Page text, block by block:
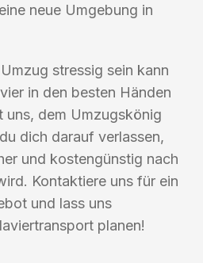
neue Umgebung in
stressig sein kann
in den besten Händen
dem Umzugskönig
dich darauf verlassen,
und kostengünstig nach
Kontaktiere uns für ein
und lass uns
planen!